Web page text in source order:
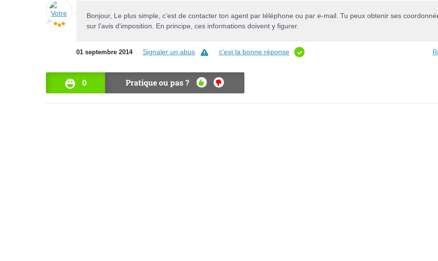
Bonjour, Le plus simple, c’est de contacter ton agent par téléphone ou par e-mail. Tu peux obtenir ses
sur l’avis d'imposition. En principe, ces informations doivent y figurer.
01 septembre 2014 Signaler un abus c’est la bonne réponse
0 Pratique ou pas ?
OUI NON